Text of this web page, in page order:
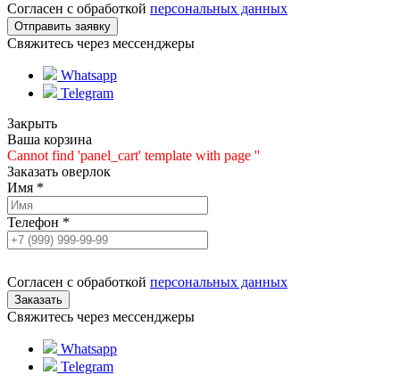
Согласен с обработкой персональных данных
Свяжитесь через мессенджеры
Whatsapp
Telegram
Закрыть
Ваша корзина
Cannot find 'panel_cart' template with page ''
Заказать оверлок
Имя *
Телефон *
Согласен с обработкой персональных данных
Свяжитесь через мессенджеры
Whatsapp
Telegram